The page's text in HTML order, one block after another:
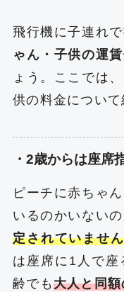
飛行機に子連れ
ゃん・子供の運賃
ょう。ここでは
供の料金について
・2歳からは座席
ピーチに赤ちゃ
いるのかいない
定されていません
は座席に1人で
齢でも 大人と同